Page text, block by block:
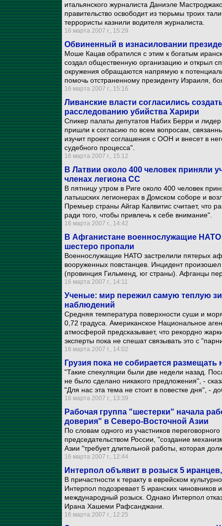
итальянского журналиста Даниэле
правительство освободит из тюрьмы троих
террористы казнили водителя журналиста.
16 марта 2007 г., 15:29
Обвиненный в изнасиловании
Моше Кацав обратился с этим к богатым
создал общественную организацию и открыл
окружения обращаются напрямую к
помочь отстраненному президенту Израиля,
16 марта 2007 г., 15:16
Ливанские власти согласились
расследованию убийства Харири
Спикер палаты депутатов Набих Берри и
пришли к согласию по всем вопросам,
изучит проект соглашения с ООН и внесет в
судебного процесса".
16 марта 2007 г., 15:12
В Латвии около 400 человек приняли
членах легиона СС
В пятницу утром в Риге около 400 человек
латышских легионерах в Домском соборе и
Премьер страны Айгар Калвитис считает, что
ради того, чтобы привлечь к себе внимание".
16 марта 2007 г., 14:42
В Афганистане военнослужащие
шестеро пропали
Военнослужащие НАТО застрелили пятерых
вооруженных повстанцев. Инцидент
(провинция Гильменд, юг страны). Афганцы
16 марта 2007 г., 14:11
Ученые: мир пережил самую теплую
наблюдений
Средняя температура поверхности суши и
0,72 градуса. Американское Национальное
атмосферой предсказывает, что рекордно
эксперты пока не спешат связывать это с
16 марта 2007 г., 14:02
Грузия пока не собирается
"Такие спекуляции были две недели назад.
не было сделано никакого предложения", -
"Для нас эта тема не стоит в повестке дня", -
16 марта 2007 г., 13:39
Рабочая группа "шестерки" начала
доверия" в Северо-Восточной Азии
По словам одного из участников
председательством России, "создание
Азии "требует длительной работы, которая
16 марта 2007 г., 12:44
Интерпол объявит в розыск 5
В причастности к теракту в еврейском
Интерпол подозревает 5 иранских чиновников
международный розыск. Однако Интерпол
Ирана Хашеми Рафсанджани.
16 марта 2007 г., 12:25